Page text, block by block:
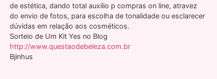
de estética, dando total auxilio p compras on line, atravez
do envio de fotos, para escolha de tonalidade ou esclarecer
dúvidas em relação aos cosméticos.
Sorteio de Um Kit Yes no Blog
http://www.questaodebeleza.com.br
Bjinhus